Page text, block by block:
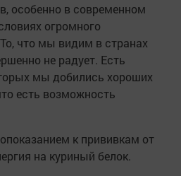
особенно в современном
огромного
что мы видим в странах
не радует. Есть
мы добились хороших
есть возможность
к прививкам от
на куриный белок.